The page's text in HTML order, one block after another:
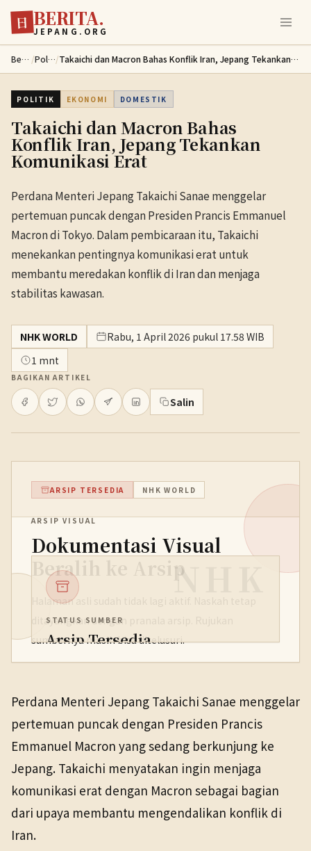
Lewati ke konten utama
日 BERITA.
JEPANG.ORG
Berita / Politik/ Takaichi dan Macron Bahas Konflik Iran, Jepang Tekankan Komunikasi Erat
POLITIK EKONOMI DOMESTIK
Takaichi dan Macron Bahas
Konflik Iran, Jepang Tekankan
Komunikasi Erat
Perdana Menteri Jepang Takaichi Sanae menggelar
pertemuan puncak dengan Presiden Prancis Emmanuel
Macron di Tokyo. Dalam pembicaraan itu, Takaichi
menekankan pentingnya komunikasi erat untuk
membantu meredakan konflik di Iran dan menjaga
stabilitas kawasan.
NHK WORLD
Rabu, 1 April 2026 pukul 17.58 WIB
1 mnt
BAGIKAN ARTIKEL
Salin
ARSIP TERSEDIA NHK WORLD
ARSIP VISUAL
Dokumentasi Visual
Beralih ke Arsip
Halaman asli sudah tidak lagi aktif. Naskah tetap
ditayangkan dengan pranala arsip. Rujukan
sumbernya masih bisa ditelusuri.
NHK
STATUS SUMBER
Arsip Tersedia
TANGGAL SUMBER
1 Apr 2026
Pranala sumber asli tidak lagi tersedia. Versi arsip
Perdana Menteri Jepang Takaichi Sanae menggelar
pertemuan puncak dengan Presiden Prancis
Emmanuel Macron yang sedang berkunjung ke
Jepang. Takaichi menyatakan ingin menjaga
komunikasi erat dengan Macron sebagai bagian
dari upaya membantu mengendalikan konflik di
Iran.